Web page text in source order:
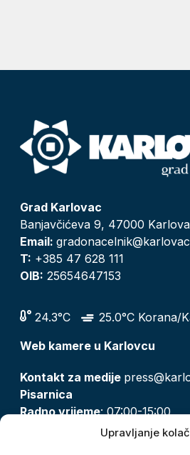
Upravljanje
Grad Karlovac
Banjavčićeva 9, 47000
Email:
T: +385 47 628 111
OIB: 25654647153
24.3°C
25.0°C Korana/
Web kamere u Karlovcu
Kontakt za medije
Pisarnica
Radno vrijeme: 07:00-15:00
pisarnica@karlovac.hr